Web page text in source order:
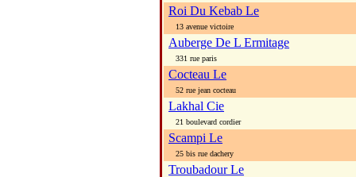
Roi Du Kebab Le
13 avenue victoire
Auberge De L Ermitage
331 rue paris
Cocteau Le
52 rue jean cocteau
Lakhal Cie
21 boulevard cordier
Scampi Le
25 bis rue dachery
Troubadour Le